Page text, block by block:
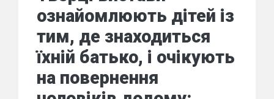
ознайомлюють дітей із
тим, де знаходиться
їхній батько, і очікують
на повернення